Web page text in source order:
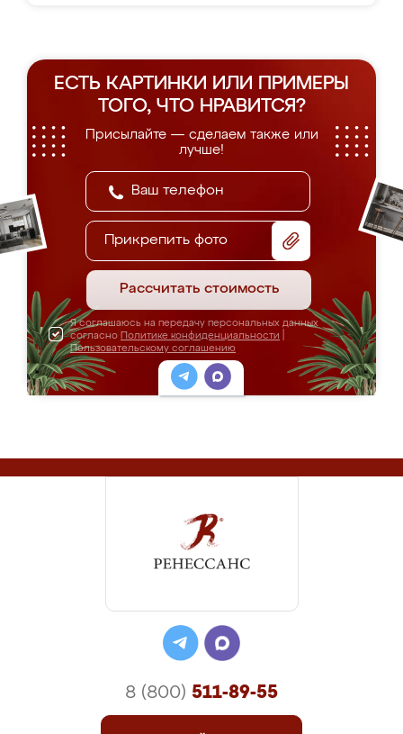
ЕСТЬ КАРТИНКИ ИЛИ ПРИМЕРЫ
ТОГО, ЧТО НРАВИТСЯ?
Присылайте — сделаем также или
лучше!
Прикрепить фото
Рассчитать стоимость
Я соглашаюсь на передачу персональных данных
согласно Политике конфиденциальности
Пользовательскому соглашению
8 (800) 511-89-55